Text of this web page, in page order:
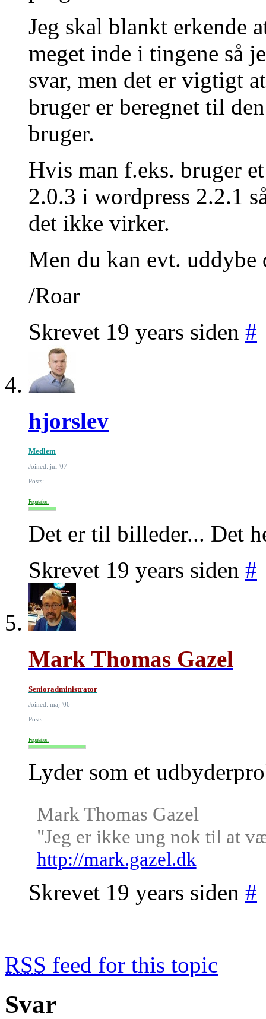
Jeg skal blankt erkende
meget inde i tingene så
svar, men det er vigtigt
bruger er beregnet til
bruger.
Hvis man f.eks. bruger
2.0.3 i wordpress 2.2.1
det ikke virker.
Men du kan evt.
/Roar
Skrevet 19 years siden #
hjorslev
Medlem
Joined: jul '07
Posts:
Reputation:
Det er til billeder... Det
Skrevet 19 years siden #
Mark Thomas Gazel
Senioradministrator
Joined: maj '06
Posts:
Reputation:
Lyder som et
Mark Thomas Gazel
"Jeg er ikke ung nok til at
http://mark.gazel.dk
Skrevet 19 years siden #
RSS feed for this topic
Svar